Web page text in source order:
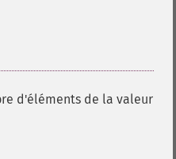
d'éléments de la valeur